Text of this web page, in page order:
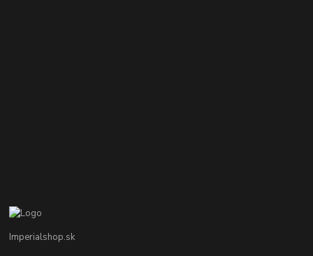
Imperialshop.sk